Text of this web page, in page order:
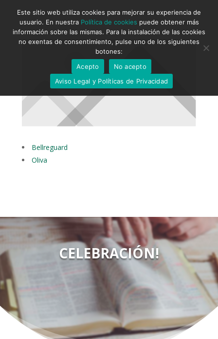
Bellreguard
Oliva
CELEBRACIÓN!
Este sitio web utiliza cookies para mejorar su experiencia de
usuario. En nuestra Política de cookies puede obtener más
información sobre las mismas. Para la instalación de las cookies
no exentas de consentimiento, pulse uno de los siguientes
botones:
Acepto
No acepto
Aviso Legal y Políticas de Privacidad